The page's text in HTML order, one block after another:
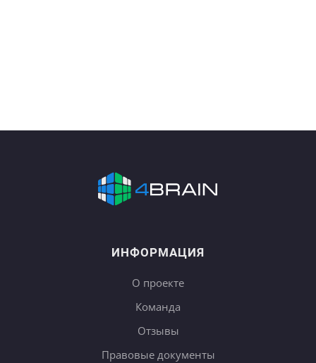
ИНФОРМАЦИЯ
О проекте
Команда
Отзывы
Правовые документы